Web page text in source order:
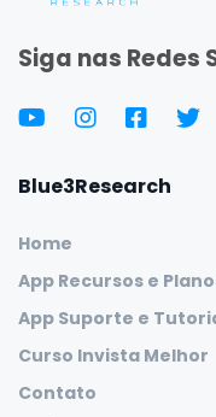
Siga nas Redes
Blue3Research
Home
App Recursos e
App Suporte e
Curso Invista Melhor
Contato